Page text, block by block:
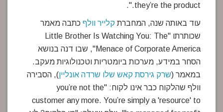
they’re the product.".
עוד באותה שנה, המחברת קלייר וולף כתבה מאמר
שכותרתו "Little Brother Is Watching You: The
Menace of Corporate America", שבו דנה בנושא
הסחר במידע, מערכות ביומטריות וטכנולוגיות מעקב.
במאמר (שרק גירסת קאש שלו שרדה אונליין), הסבירה
וולף שהלקוח כבר אינו לקוח: "you’re not the
customer any more. You’re simply a 'resource' to